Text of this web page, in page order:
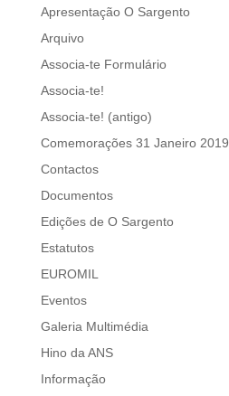
Apresentação O Sargento
Arquivo
Associa-te Formulário
Associa-te!
Associa-te! (antigo)
Comemorações 31 Janeiro 2019
Contactos
Documentos
Edições de O Sargento
Estatutos
EUROMIL
Eventos
Galeria Multimédia
Hino da ANS
Informação